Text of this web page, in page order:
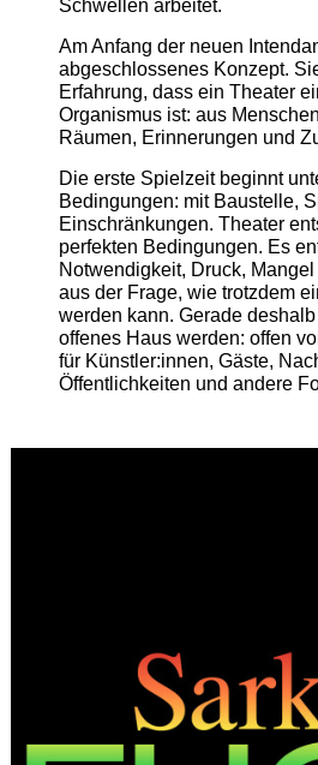
Schwellen arbeitet.
Am Anfang der neuen
abgeschlossenes Konzept.
Erfahrung, dass ein Theater
Organismus ist: aus
Räumen, Erinnerungen und
Die erste Spielzeit beginnt
Bedingungen: mit Baustelle,
Einschränkungen. Theater
perfekten Bedingungen. Es
Notwendigkeit, Druck,
aus der Frage, wie trotzdem
werden kann. Gerade
offenes Haus werden: offen
für Künstler:innen, Gäste,
Öffentlichkeiten und andere